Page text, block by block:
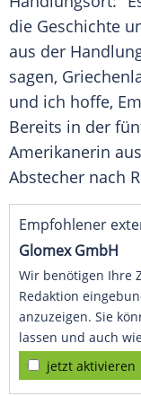
die Geschichte
aus der
sagen,
und ich hoffe,
Bereits in der
Amerikanerin
Abstecher nach
Empfohlener
Glomex GmbH
Wir benötigen Ihre
Redaktion
anzuzeigen. Sie
lassen und auch
jetzt aktivieren